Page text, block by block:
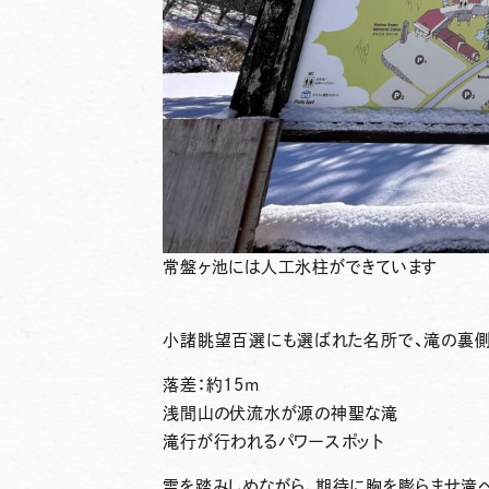
常盤ヶ池には人工氷柱ができています
小諸眺望百選 にも選ばれた名所で、滝の裏
落差：約15m
浅間山の伏流水が源の神聖な滝
滝行が行われるパワースポット